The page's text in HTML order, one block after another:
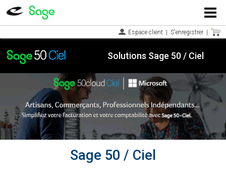
Menu
Espace client S'enregistrer
Solutions Sage 50 / Ciel
Sage 50 / Ciel